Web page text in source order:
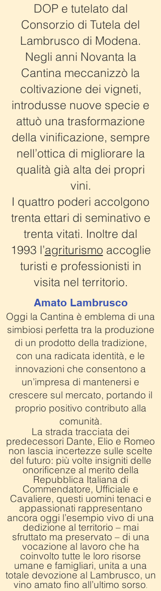
DOP e tutelato dal
Consorzio di Tutela del
Lambrusco di Modena.
Negli anni Novanta la
Cantina meccanizzò la
coltivazione dei vigneti,
introdusse nuove specie e
attuò una trasformazione
della vinificazione, sempre
nell’ottica di migliorare la
qualità già alta dei propri
vini.
I quattro poderi accolgono
trenta ettari di seminativo e
trenta vitati. Inoltre dal
1993 l’agriturismo accoglie
turisti e professionisti in
visita nel territorio.
Amato Lambrusco
Oggi la Cantina è emblema di una
simbiosi perfetta tra la produzione
di un prodotto della tradizione,
con una radicata identità, e le
innovazioni che consentono a
un’impresa di mantenersi e
crescere sul mercato, portando il
proprio positivo contributo alla
comunità.
La strada tracciata dei
predecessori Dante, Elio e Romeo
non lascia incertezze sulle scelte
del futuro: più volte insigniti delle
onorificenze al merito della
Repubblica Italiana di
Commendatore, Ufficiale e
Cavaliere, questi uomini tenaci e
appassionati rappresentano
ancora oggi l’esempio vivo di una
dedizione al territorio – mai
sfruttato ma preservato – di una
vocazione al lavoro che ha
coinvolto tutte le loro risorse
umane e famigliari, unita a una
totale devozione al Lambrusco, un
vino amato fino all’ultimo sorso.